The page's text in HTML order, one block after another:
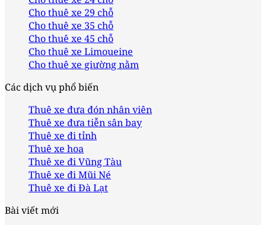
Cho thuê xe 29 chỗ
Cho thuê xe 35 chỗ
Cho thuê xe 45 chỗ
Cho thuê xe Limoueine
Cho thuê xe giường nằm
Các dịch vụ phổ biến
Thuê xe đưa đón nhân viên
Thuê xe đưa tiễn sân bay
Thuê xe đi tỉnh
Thuê xe hoa
Thuê xe đi Vũng Tàu
Thuê xe đi Mũi Né
Thuê xe đi Đà Lạt
Bài viết mới